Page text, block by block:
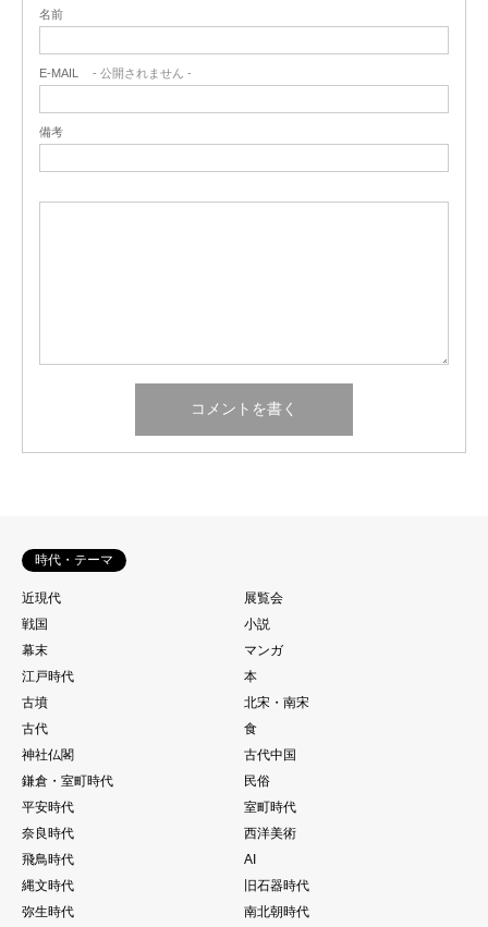
名前
E-MAIL - 公開されません -
備考
時代・テーマ
近現代
展覧会
戦国
小説
幕末
マンガ
江戸時代
本
古墳
北宋・南宋
古代
食
神社仏閣
古代中国
鎌倉・室町時代
民俗
平安時代
室町時代
奈良時代
西洋美術
飛鳥時代
AI
縄文時代
旧石器時代
弥生時代
南北朝時代